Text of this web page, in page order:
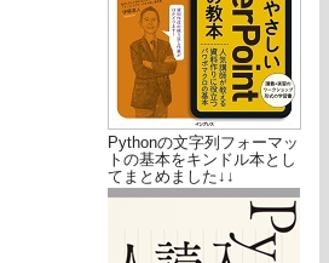
Pythonの文字列フォーマッ
トの基本をキンドル本とし
てまとめました↓↓